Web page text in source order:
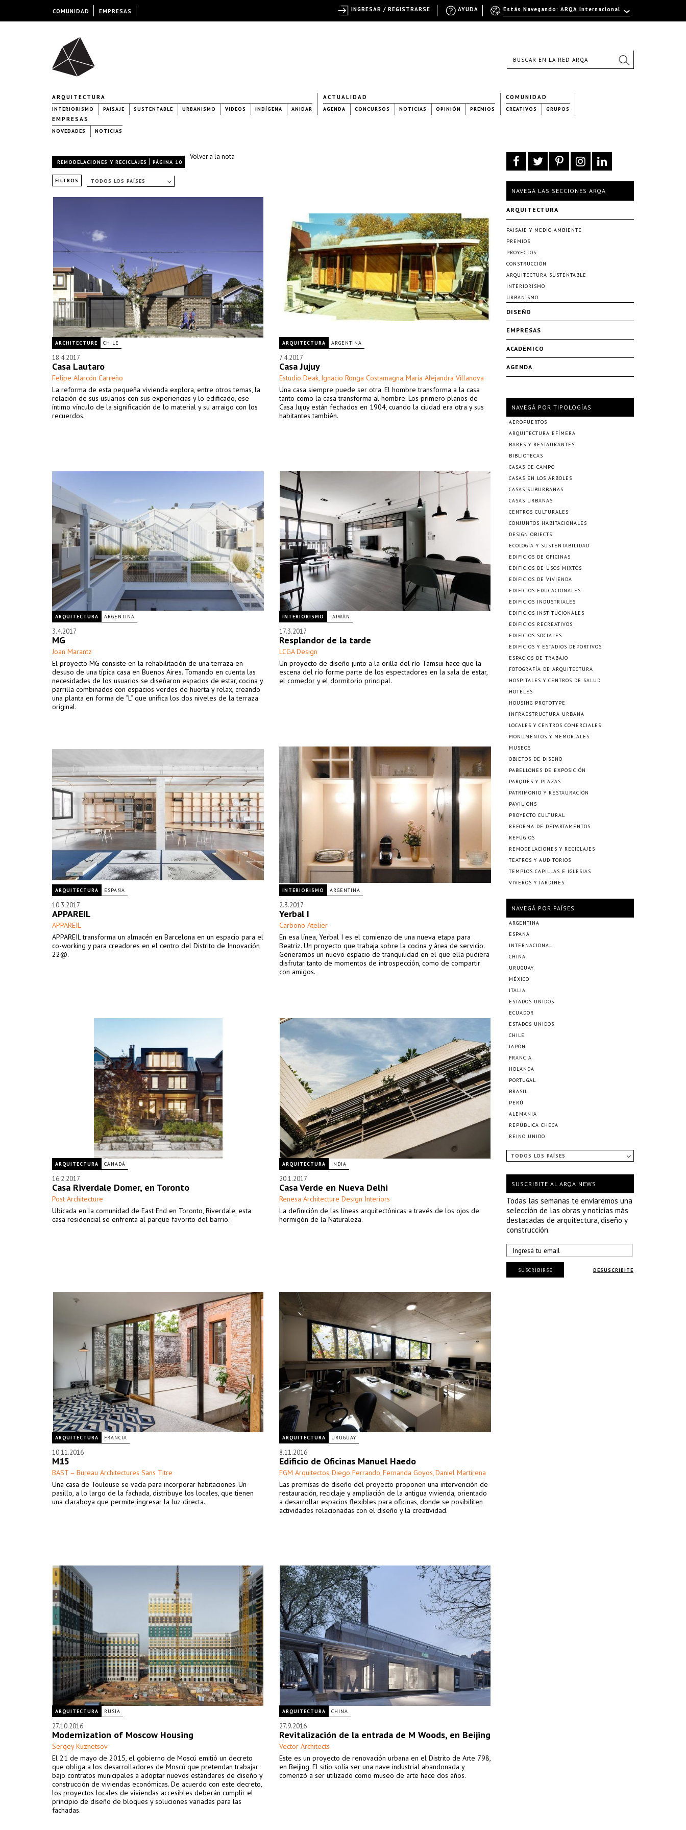
ARQUITECTURA
INTERIORISMO PAISAJE SUSTENTABLE URBANISMO VIDEOS INDÍGENA ANIDAR
ACTUALIDAD
AGENDA CONCURSOS NOTICIAS OPINIÓN PREMIOS
COMUNIDAD
CREATIVOS GRUPOS
EMPRESAS
NOVEDADES NOTICIAS
← Volver a la nota
REMODELACIONES Y RECICLAJES | PÁGINA 10
FILTROS TODOS LOS PAÍSES
ARCHITECTURE CHILE
18.4.2017
Casa Lautaro
Felipe Alarcón Carreño
La reforma de esta pequeña vivienda explora, entre otros temas, la
relación de sus usuarios con sus experiencias y lo edificado, ese
íntimo vínculo de la significación de lo material y su arraigo con los
recuerdos.
ARQUITECTURA ARGENTINA
7.4.2017
Casa Jujuy
Estudio Deak, Ignacio Ronga Costamagna, María Alejandra Villanova
Una casa siempre puede ser otra. El hombre transforma a la casa
tanto como la casa transforma al hombre. Los primero planos de
Casa Jujuy están fechados en 1904, cuando la ciudad era otra y sus
habitantes también.
ARQUITECTURA ARGENTINA
3.4.2017
MG
Joan Marantz
El proyecto MG consiste en la rehabilitación de una terraza en
desuso de una típica casa en Buenos Aires. Tomando en cuenta las
necesidades de los usuarios se diseñaron espacios de estar, cocina y
parrilla combinados con espacios verdes de huerta y relax, creando
una planta en forma de “L” que unifica los dos niveles de la terraza
original.
INTERIORISMO TAIWÁN
17.3.2017
Resplandor de la tarde
LCGA Design
Un proyecto de diseño junto a la orilla del río Tamsui hace que la
escena del río forme parte de los espectadores en la sala de estar,
el comedor y el dormitorio principal.
ARQUITECTURA ESPAÑA
10.3.2017
APPAREIL
APPAREIL
APPAREIL transforma un almacén en Barcelona en un espacio para el
co-working y para creadores en el centro del Distrito de Innovación
22@.
INTERIORISMO ARGENTINA
2.3.2017
Yerbal I
Carbono Atelier
En esa línea, Yerbal I es el comienzo de una nueva etapa para
Beatriz. Un proyecto que trabaja sobre la cocina y área de servicio.
Generamos un nuevo espacio de tranquilidad en el que ella pudiera
disfrutar tanto de momentos de introspección, como de compartir
con amigos.
ARQUITECTURA CANADÁ
16.2.2017
Casa Riverdale Domer, en Toronto
Post Architecture
Ubicada en la comunidad de East End en Toronto, Riverdale, esta
casa residencial se enfrenta al parque favorito del barrio.
ARQUITECTURA INDIA
20.1.2017
Casa Verde en Nueva Delhi
Renesa Architecture Design Interiors
La definición de las líneas arquitectónicas a través de los ojos de
hormigón de la Naturaleza.
ARQUITECTURA FRANCIA
10.11.2016
M15
BAST – Bureau Architectures Sans Titre
Una casa de Toulouse se vacía para incorporar habitaciones. Un
pasillo, a lo largo de la fachada, distribuye los locales, que tienen
una claraboya que permite ingresar la luz directa.
ARQUITECTURA URUGUAY
8.11.2016
Edificio de Oficinas Manuel Haedo
FGM Arquitectos, Diego Ferrando, Fernanda Goyos, Daniel Martirena
Las premisas de diseño del proyecto proponen una intervención de
restauración, reciclaje y ampliación de la antigua vivienda, orientado
a desarrollar espacios flexibles para oficinas, donde se posibiliten
actividades relacionadas con el diseño y la creatividad.
ARQUITECTURA RUSIA
27.10.2016
Modernization of Moscow Housing
Sergey Kuznetsov
El 21 de mayo de 2015, el gobierno de Moscú emitió un decreto
que obliga a los desarrolladores de Moscú que pretendan trabajar
bajo contratos municipales a adoptar nuevos estándares de diseño y
construcción de viviendas económicas. De acuerdo con este decreto,
los proyectos locales de viviendas accesibles deberán cumplir el
principio de diseño de bloques y soluciones variadas para las
fachadas.
ARQUITECTURA CHINA
27.9.2016
Revitalización de la entrada de M Woods, en Beijing
Vector Architects
Este es un proyecto de renovación urbana en el Distrito de Arte 798,
en Beijing. El sitio solía ser una nave industrial abandonada y
comenzó a ser utilizado como museo de arte hace dos años.
NAVEGÁ LAS SECCIONES ARQA
ARQUITECTURA
PAISAJE Y MEDIO AMBIENTE
PREMIOS
PROYECTOS
CONSTRUCCIÓN
ARQUITECTURA SUSTENTABLE
INTERIORISMO
URBANISMO
DISEÑO
EMPRESAS
ACADÉMICO
AGENDA
NAVEGÁ POR TIPOLOGÍAS
AEROPUERTOS
ARQUITECTURA EFÍMERA
BARES Y RESTAURANTES
BIBLIOTECAS
CASAS DE CAMPO
CASAS EN LOS ÁRBOLES
CASAS SUBURBANAS
CASAS URBANAS
CENTROS CULTURALES
CONJUNTOS HABITACIONALES
DESIGN OBJECTS
ECOLOGÍA Y SUSTENTABILIDAD
EDIFICIOS DE OFICINAS
EDIFICIOS DE USOS MIXTOS
EDIFICIOS DE VIVIENDA
EDIFICIOS EDUCACIONALES
EDIFICIOS INDUSTRIALES
EDIFICIOS INSTITUCIONALES
EDIFICIOS RECREATIVOS
EDIFICIOS SOCIALES
EDIFICIOS Y ESTADIOS DEPORTIVOS
ESPACIOS DE TRABAJO
FOTOGRAFÍA DE ARQUITECTURA
HOSPITALES Y CENTROS DE SALUD
HOTELES
HOUSING PROTOTYPE
INFRAESTRUCTURA URBANA
LOCALES Y CENTROS COMERCIALES
MONUMENTOS Y MEMORIALES
MUSEOS
OBJETOS DE DISEÑO
PABELLONES DE EXPOSICIÓN
PARQUES Y PLAZAS
PATRIMONIO Y RESTAURACIÓN
PAVILIONS
PROYECTO CULTURAL
REFORMA DE DEPARTAMENTOS
REFUGIOS
REMODELACIONES Y RECICLAJES
TEATROS Y AUDITORIOS
TEMPLOS CAPILLAS E IGLESIAS
VIVEROS Y JARDINES
NAVEGÁ POR PAÍSES
ARGENTINA
ESPAÑA
INTERNACIONAL
CHINA
URUGUAY
MÉXICO
ITALIA
ESTADOS UNIDOS
ECUADOR
ESTADOS UNIDOS
CHILE
JAPÓN
FRANCIA
HOLANDA
PORTUGAL
BRASIL
PERÚ
ALEMANIA
REPÚBLICA CHECA
REINO UNIDO
TODOS LOS PAÍSES
SUSCRIBITE AL ARQA NEWS
Todas las semanas te enviaremos una
selección de las obras y noticias más
destacadas de arquitectura, diseño y
construcción.
DESUSCRIBITE
SUSCRIBIRSE
COMUNIDAD EMPRESAS Estás Navegando: ARQA Internacional
AYUDA
INGRESAR / REGISTRARSE